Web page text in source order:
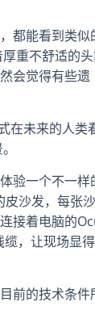
都能看到类似
重不舒适的
会觉得有些遗
在未来的人类
验一个不一样
皮沙发，每张沙
接着电脑的
，让现场显得
前的技术条件